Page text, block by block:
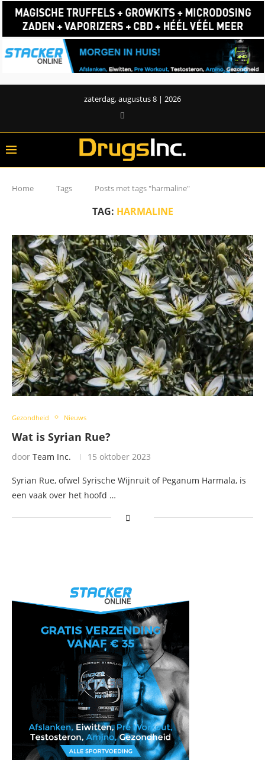
zaterdag, augustus 8 | 2026
Home Tags Posts met tags "harmaline"
TAG: HARMALINE
Gezondheid Nieuws
Wat is Syrian Rue?
door Team Inc. 15 oktober 2023
Syrian Rue, ofwel Syrische Wijnruit of Peganum Harmala, is
een vaak over het hoofd …